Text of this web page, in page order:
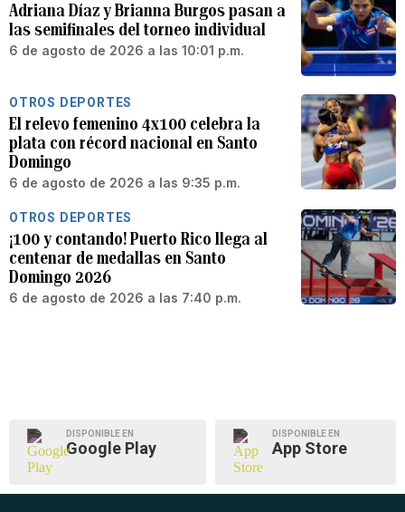
Adriana Díaz y Brianna Burgos pasan a
las semifinales del torneo individual
6 de agosto de 2026 a las 10:01 p.m.
OTROS DEPORTES
El relevo femenino 4x100 celebra la
plata con récord nacional en Santo
Domingo
6 de agosto de 2026 a las 9:35 p.m.
OTROS DEPORTES
¡100 y contando! Puerto Rico llega al
centenar de medallas en Santo
Domingo 2026
6 de agosto de 2026 a las 7:40 p.m.
DISPONIBLE EN
Google Play
DISPONIBLE EN
App Store